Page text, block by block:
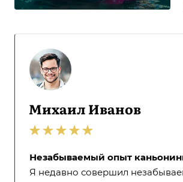
Михаил Иванов
Незабываемый опыт
Я недавно совершил